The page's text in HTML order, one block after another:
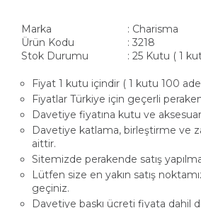
Marka
: Charisma
Ürün Kodu
: 3218
Stok Durumu
: 25 Kutu ( 1
Fiyat 1 kutu içindir ( 1 kutu 100
Fiyatlar Türkiye için geçerli
Davetiye fiyatına kutu ve
Davetiye katlama, birleştirme ve
aittir.
Sitemizde perakende satış
Lütfen size en yakın satış
geçiniz.
Davetiye baskı ücreti fiyata dahil